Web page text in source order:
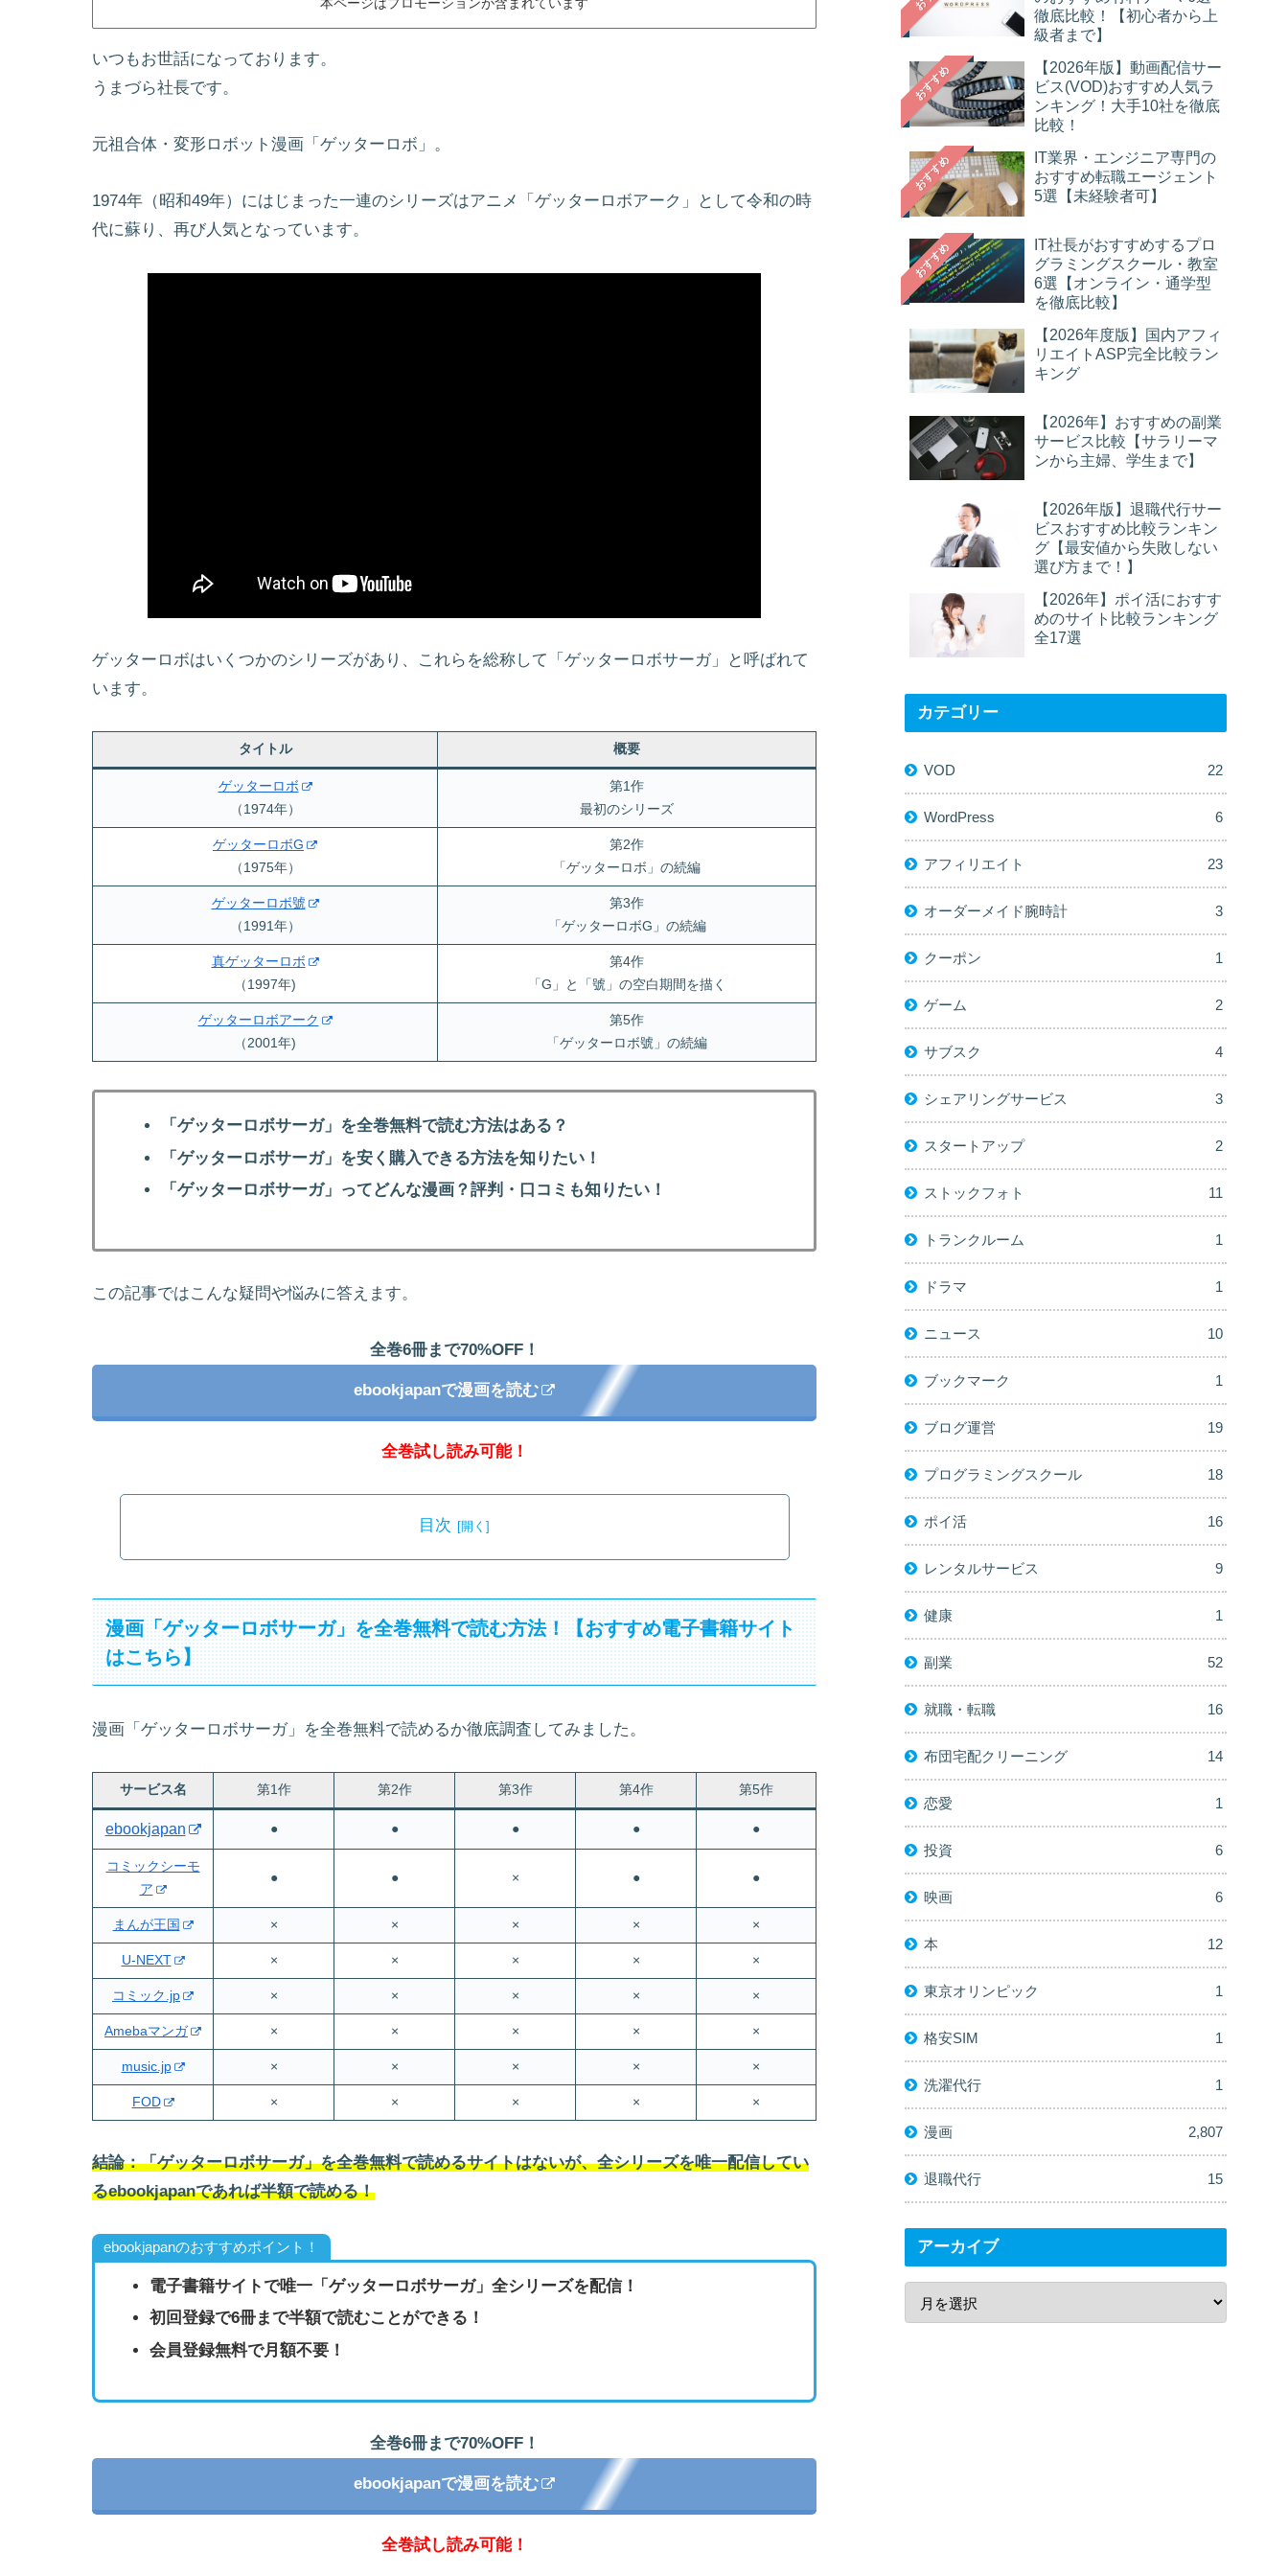
本ページはプロモーションが含まれています
いつもお世話になっております。
うまづら社長です。
元祖合体・変形ロボット漫画「ゲッターロボ」。
1974年（昭和49年）にはじまった一連のシリーズはアニメ「ゲッターロボアーク」として令和の時
代に蘇り、再び人気となっています。
ゲッターロボはいくつかのシリーズがあり、これらを総称して「ゲッターロボサーガ」と呼ばれて
います。
タイトル 概要
ゲッターロボ
（1974年）
第1作
最初のシリーズ
ゲッターロボG
（1975年）
第2作
「ゲッターロボ」の続編
ゲッターロボ號
（1991年）
第3作
「ゲッターロボG」の続編
真ゲッターロボ
（1997年)
第4作
「G」と「號」の空白期間を描く
ゲッターロボアーク
（2001年)
第5作
「ゲッターロボ號」の続編
「ゲッターロボサーガ」を全巻無料で読む方法はある？
「ゲッターロボサーガ」を安く購入できる方法を知りたい！
「ゲッターロボサーガ」ってどんな漫画？評判・口コミも知りたい！
この記事ではこんな疑問や悩みに答えます。
全巻6冊まで70%OFF！
ebookjapanで漫画を読む
全巻試し読み可能！
目次
漫画「ゲッターロボサーガ」を全巻無料で読む方法！【おすすめ電子書籍サイト
はこちら】
漫画「ゲッターロボサーガ」を全巻無料で読めるか徹底調査してみました。
サービス名 第1作 第2作 第3作 第4作 第5作
ebookjapan ● ● ● ● ●
コミックシーモ
ア
● ● × ● ●
まんが王国 × × × × ×
U-NEXT × × × × ×
コミック.jp × × × × ×
Amebaマンガ × × × × ×
music.jp × × × × ×
FOD × × × × ×
結論：「ゲッターロボサーガ」を全巻無料で読めるサイトはないが、全シリーズを唯一配信してい
るebookjapanであれば半額で読める！
ebookjapanのおすすめポイント！
電子書籍サイトで唯一「ゲッターロボサーガ」全シリーズを配信！
初回登録で6冊まで半額で読むことができる！
会員登録無料で月額不要！
全巻6冊まで70%OFF！
ebookjapanで漫画を読む
全巻試し読み可能！
徹底比較！【初心者から上
級者まで】
おすすめ
【2026年版】動画配信サー
ビス(VOD)おすすめ人気ラ
ンキング！大手10社を徹底
比較！
おすすめ
IT業界・エンジニア専門の
おすすめ転職エージェント
5選【未経験者可】
おすすめ
IT社長がおすすめするプロ
グラミングスクール・教室
6選【オンライン・通学型
を徹底比較】
【2026年度版】国内アフィ
リエイトASP完全比較ラン
キング
【2026年】おすすめの副業
サービス比較【サラリーマ
ンから主婦、学生まで】
【2026年版】退職代行サー
ビスおすすめ比較ランキン
グ【最安値から失敗しない
選び方まで！】
【2026年】ポイ活におすす
めのサイト比較ランキング
全17選
カテゴリー
VOD 22
WordPress 6
アフィリエイト 23
オーダーメイド腕時計 3
クーポン 1
ゲーム 2
サブスク 4
シェアリングサービス 3
スタートアップ 2
ストックフォト 11
トランクルーム 1
ドラマ 1
ニュース 10
ブックマーク 1
ブログ運営 19
プログラミングスクール 18
ポイ活 16
レンタルサービス 9
健康 1
副業 52
就職・転職 16
布団宅配クリーニング 14
恋愛 1
投資 6
映画 6
本 12
東京オリンピック 1
格安SIM 1
洗濯代行 1
漫画 2,807
退職代行 15
アーカイブ